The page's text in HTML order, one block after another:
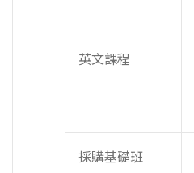
英文課程
採購基礎班